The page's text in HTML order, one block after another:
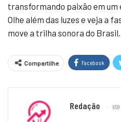
transformando paixão em um
Olhe além das luzes e veja a
move a trilha sonora do Brasil.
Compartilhe Facebook
Redação